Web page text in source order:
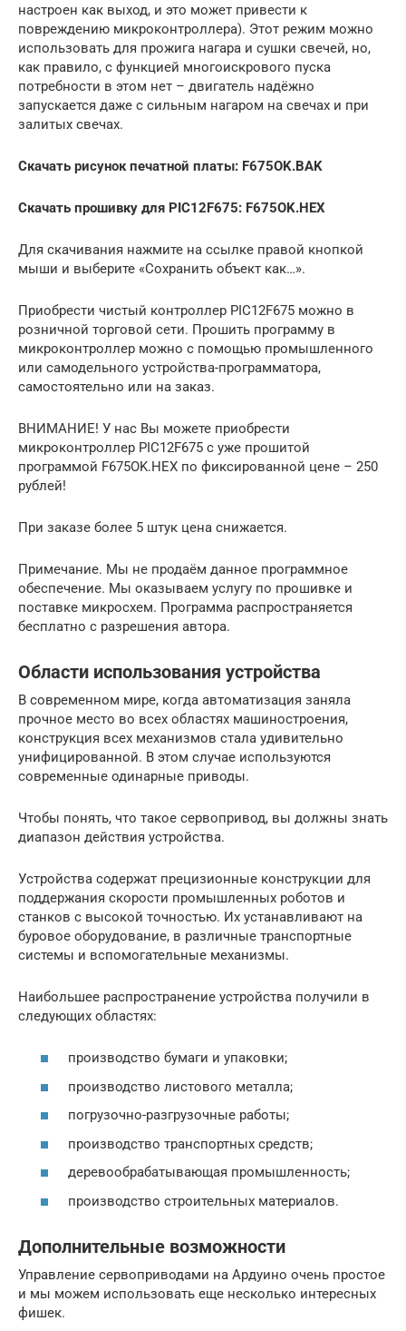
настроен как выход, и это может привести к
повреждению микроконтроллера). Этот режим можно
использовать для прожига нагара и сушки свечей, но,
как правило, с функцией многоискрового пуска
потребности в этом нет – двигатель надёжно
запускается даже с сильным нагаром на свечах и при
залитых свечах.
Скачать рисунок печатной платы: F675OK.BAK
Скачать прошивку для PIC12F675: F675OK.HEX
Для скачивания нажмите на ссылке правой кнопкой
мыши и выберите «Сохранить объект как…».
Приобрести чистый контроллер PIC12F675 можно в
розничной торговой сети. Прошить программу в
микроконтроллер можно с помощью промышленного
или самодельного устройства-программатора,
самостоятельно или на заказ.
ВНИМАНИЕ! У нас Вы можете приобрести
микроконтроллер PIC12F675 с уже прошитой
программой F675OK.HEX по фиксированной цене – 250
рублей!
При заказе более 5 штук цена снижается.
Примечание. Мы не продаём данное программное
обеспечение. Мы оказываем услугу по прошивке и
поставке микросхем. Программа распространяется
бесплатно с разрешения автора.
Области использования устройства
В современном мире, когда автоматизация заняла
прочное место во всех областях машиностроения,
конструкция всех механизмов стала удивительно
унифицированной. В этом случае используются
современные одинарные приводы.
Чтобы понять, что такое сервопривод, вы должны знать
диапазон действия устройства.
Устройства содержат прецизионные конструкции для
поддержания скорости промышленных роботов и
станков с высокой точностью. Их устанавливают на
буровое оборудование, в различные транспортные
системы и вспомогательные механизмы.
Наибольшее распространение устройства получили в
следующих областях:
производство бумаги и упаковки;
производство листового металла;
погрузочно-разгрузочные работы;
производство транспортных средств;
деревообрабатывающая промышленность;
производство строительных материалов.
Дополнительные возможности
Управление сервоприводами на Ардуино очень простое
и мы можем использовать еще несколько интересных
фишек.